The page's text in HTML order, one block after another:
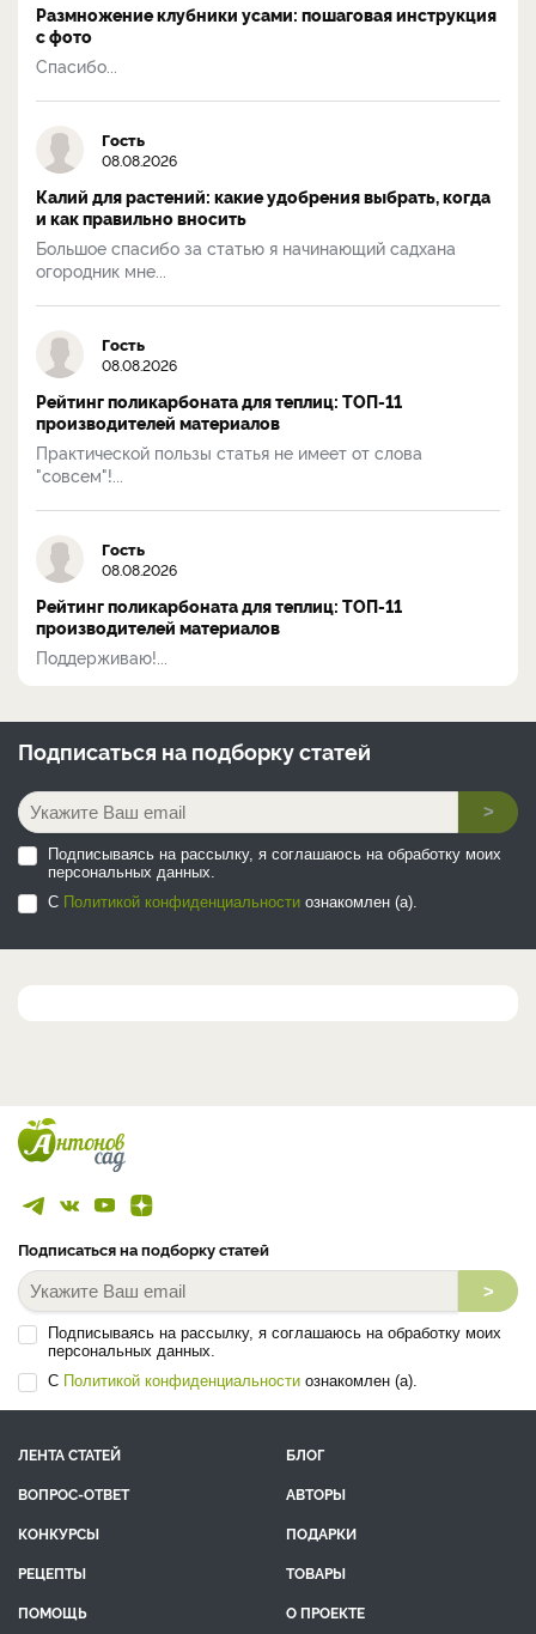
Размножение клубники усами: пошаговая инструкция
с фото
Спасибо...
Гость
08.08.2026
Калий для растений: какие удобрения выбрать, когда
и как правильно вносить
Большое спасибо за статью я начинающий садхана
огородник мне...
Гость
08.08.2026
Рейтинг поликарбоната для теплиц: ТОП-11
производителей материалов
Практической пользы статья не имеет от слова
"совсем"!...
Гость
08.08.2026
Рейтинг поликарбоната для теплиц: ТОП-11
производителей материалов
Поддерживаю!...
Подписаться на подборку статей
>
Подписываясь на рассылку, я соглашаюсь на обработку моих
персональных данных.
С Политикой конфиденциальности ознакомлен (а).
Подписаться на подборку статей
>
Подписываясь на рассылку, я соглашаюсь на обработку моих
персональных данных.
С Политикой конфиденциальности ознакомлен (а).
ЛЕНТА СТАТЕЙ
БЛОГ
ВОПРОС-ОТВЕТ
АВТОРЫ
КОНКУРСЫ
ПОДАРКИ
РЕЦЕПТЫ
ТОВАРЫ
ПОМОЩЬ
О ПРОЕКТЕ